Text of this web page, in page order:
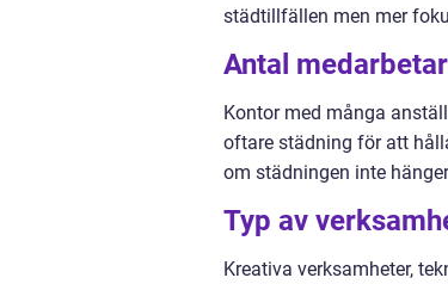
städtillfällen men mer
Antal
Kontor med många
oftare städning för att
om städningen inte
Typ av
Kreativa verksamheter,